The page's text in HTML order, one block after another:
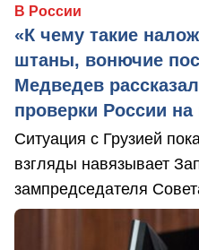
В России
«К чему такие
штаны, вонючие
Медведев
проверки России на
Ситуация с Грузией
взгляды навязывает
зампредседателя